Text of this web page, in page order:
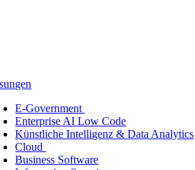
E-Government
Enterprise AI Low Code
Künstliche Intelligenz & Data Analytics
Cloud
Business Software